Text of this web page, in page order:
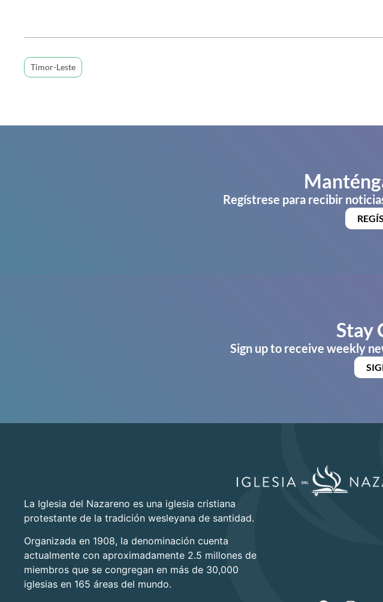
Timor-Leste
Regístrese para recibir
Stay
Sign up to receive weekly
La Iglesia del Nazareno es una iglesia cristiana
protestante de la tradición wesleyana de santidad.
Organizada en 1908, la denominación cuenta
actualmente con aproximadamente 2.5 millones de
miembros que se congregan en más de 30,000
iglesias en 165 áreas del mundo.